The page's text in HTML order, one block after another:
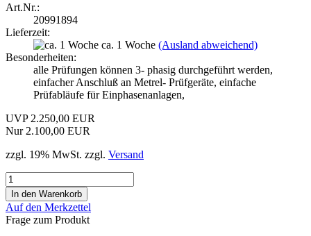
Art.Nr.:
20991894
Lieferzeit:
ca. 1 Woche (Ausland abweichend)
Besonderheiten:
alle Prüfungen können 3- phasig durchgeführt werden,
einfacher Anschluß an Metrel- Prüfgeräte, einfache
Prüfabläufe für Einphasenanlagen,
UVP 2.250,00 EUR
Nur 2.100,00 EUR
zzgl. 19% MwSt. zzgl. Versand
Auf den Merkzettel
Frage zum Produkt